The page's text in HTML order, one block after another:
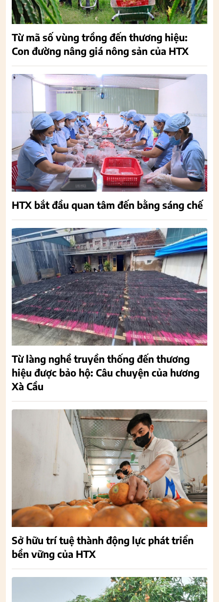
Từ mã số vùng trồng đến thương hiệu:
Con đường nâng giá nông sản của HTX
HTX bắt đầu quan tâm đến bằng sáng chế
Từ làng nghề truyền thống đến thương
hiệu được bảo hộ: Câu chuyện của hương
Xà Cầu
Sở hữu trí tuệ thành động lực phát triển
bền vững của HTX